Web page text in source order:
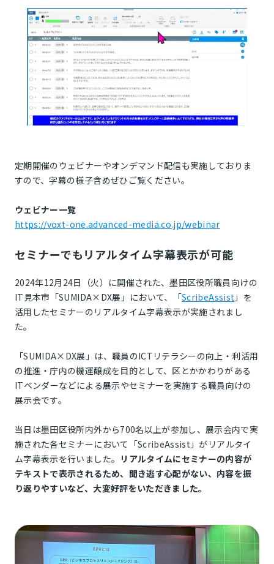
定期開催のウェビナーやオンデマンド配信も実施しておりま
すので、字幕の様子含めぜひご覧ください。
ウェビナー一覧
https://voxt-one.advanced-media.co.jp/webinar
セミナーでもリアルタイム字幕表示が可能
2024年12月24日（火）に開催された、墨田区役所職員向けの
IT見本市「SUMIDA×DX展」において、「ScribeAssist 」を
活用したセミナーのリアルタイム字幕表示が実施されまし
た。
「SUMIDA×DX展」は、職員のICTリテラシーの向上・利活用
の推進・庁内の機運醸成を目的として、区とかかわりがある
ITベンダーなどによる展示やセミナーを実施する職員向けの
展示会です。
当日は墨田区役所内外から700名以上が参加し、展示会内で実
施された各セミナーにおいて「ScribeAssist」がリアルタイ
ム字幕表示を行いました。 リアルタイムにセミナーの内容が
テキストで表示されるため、聞き逃す心配がない、内容を振
り返りやすいなど、大変好評をいただきました。